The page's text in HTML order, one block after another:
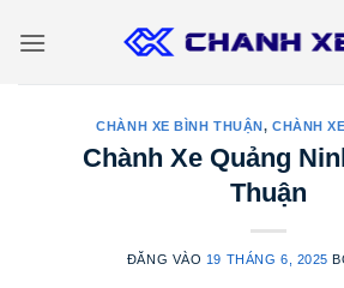
qua
CHÀNH XE BÌNH THUẬN,CHÀNH
Chành Xe Quảng
Thuận
ĐĂNG VÀO 19 THÁNG 6, 2025